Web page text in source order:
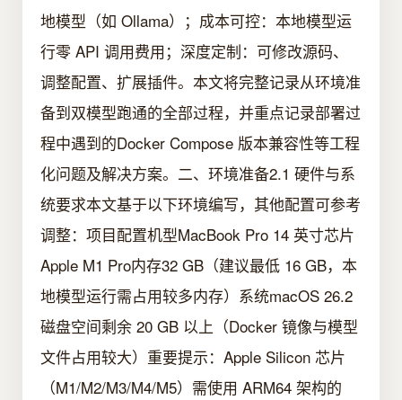
地模型（如 Ollama）；成本可控：本地模型运
行零 API 调用费用；深度定制：可修改源码、
调整配置、扩展插件。本文将完整记录从环境准
备到双模型跑通的全部过程，并重点记录部署过
程中遇到的Docker Compose 版本兼容性等工程
化问题及解决方案。二、环境准备2.1 硬件与系
统要求本文基于以下环境编写，其他配置可参考
调整：项目配置机型MacBook Pro 14 英寸芯片
Apple M1 Pro内存32 GB（建议最低 16 GB，本
地模型运行需占用较多内存）系统macOS 26.2
磁盘空间剩余 20 GB 以上（Docker 镜像与模型
文件占用较大）重要提示：Apple Silicon 芯片
（M1/M2/M3/M4/M5）需使用 ARM64 架构的